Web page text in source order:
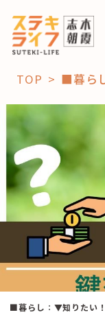
「コト」
子育
お
ス
「場」
TOP ■暮ら
■暮らし ： ▼知りたい！